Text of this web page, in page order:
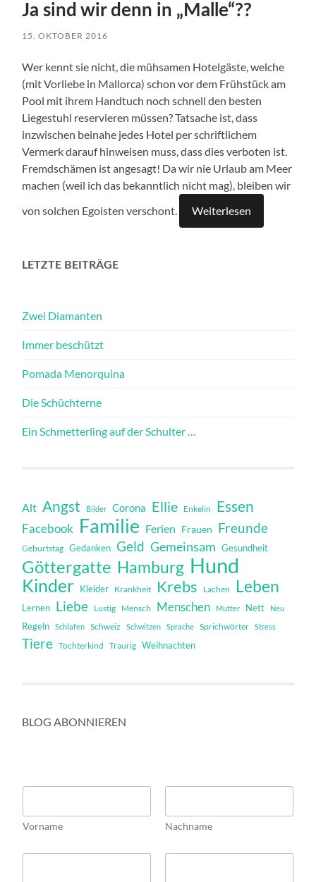
Ja sind wir denn in „Malle“??
15. OKTOBER 2016
Wer kennt sie nicht, die mühsamen Hotelgäste, welche
(mit Vorliebe in Mallorca) schon vor dem Frühstück am
Pool mit ihrem Handtuch noch schnell den besten
Liegestuhl reservieren müssen? Tatsache ist, dass
inzwischen beinahe jedes Hotel per schriftlichem
Vermerk darauf hinweisen muss, dass dies verboten ist.
Fremdschämen ist angesagt! Da wir nie Urlaub am Meer
machen (weil ich das bekanntlich nicht mag), bleiben wir
von solchen Egoisten verschont.
Weiterlesen
LETZTE BEITRÄGE
Zwei Diamanten
Immer beschützt
Pomada Menorquina
Die Schüchterne
Ein Schmetterling auf der Schulter …
Alt Angst Bilder Corona Ellie Enkelin Essen
Facebook Familie Ferien Frauen Freunde
Geburtstag Gedanken Geld Gemeinsam Gesundheit
Göttergatte Hamburg Hund
Kinder Kleider Krankheit Krebs Lachen Leben
Lernen Liebe Lustig Mensch Menschen Mutter Nett Neu
Regeln Schlafen Schweiz Schwitzen Sprache Sprichwörter Stress
Tiere Tochterkind Traurig Weihnachten
BLOG ABONNIEREN
i
N
m
e
Vorname Nachname
E